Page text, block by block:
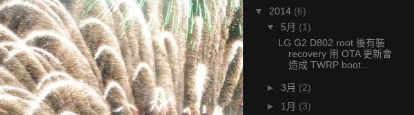
▼ 2014 (6)
▼ 5月 (1)
LG G2 D802 root 後有裝
recovery 用 OTA 更新會
造成 TWRP boot...
► 3月 (2)
► 1月 (3)